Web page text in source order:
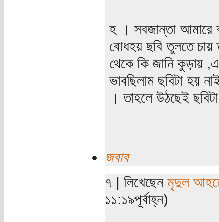
হ । সবজান্তা আমারে
বোধহয় ছবি তুলতে চায়
থেকে কি জানি কুড়ায়
ভাবছিলাম ছবিটা হয়
। তাহলে উঠছেই
জবাব
৭ | লিখেছেন মৃদুল
১১:১৯পূর্বাহ্ন)